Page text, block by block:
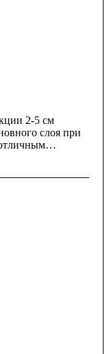
2-5 см
слоя при
и